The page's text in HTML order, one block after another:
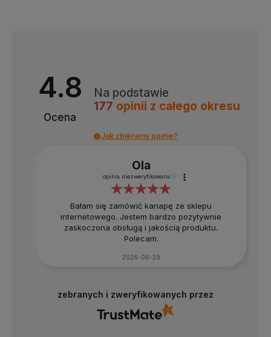
4.8
Ocena
Na podstawie
177 opinii z całego okresu
Jak zbieramy opinie?
Ola
opinia niezweryfikowana
Bałam się zamówić kanapę ze sklepu
internetowego. Jestem bardzo pozytywnie
zaskoczona obsługą i jakością produktu.
Polecam.
2026-06-29
zebranych i zweryfikowanych przez